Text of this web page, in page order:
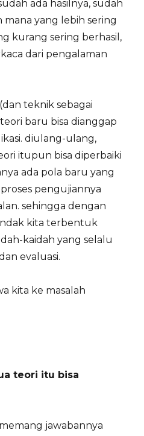
ada hasilnya, sudah
yang lebih sering
kurang sering berhasil,
dari pengalaman
teknik sebagai
baru bisa dianggap
diulang-ulang,
itupun bisa diperbaiki
ada pola baru yang
pengujiannya
sehingga dengan
kita terbentuk
kaidah yang selalu
evaluasi.
kita ke masalah
teori itu bisa
jawabannya